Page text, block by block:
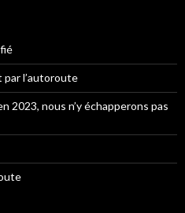
l’autoroute
2023, nous n’y échapperons pas